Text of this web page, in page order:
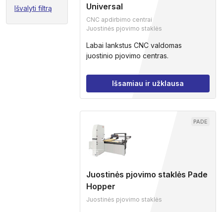
Išvalyti filtrą
Universal
CNC apdirbimo centrai
Juostinės pjovimo staklės
Labai lankstus CNC valdomas
juostinio pjovimo centras.
Išsamiau ir užklausa
PADE
Juostinės pjovimo staklės Pade
Hopper
Juostinės pjovimo staklės